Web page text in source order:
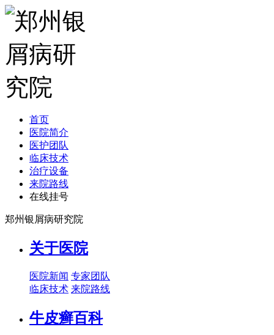
首页
医院简介
医护团队
临床技术
治疗设备
来院路线
在线挂号
郑州银屑病研究院
关于医院
医院新闻 专家团队
临床技术 来院路线
牛皮癣百科